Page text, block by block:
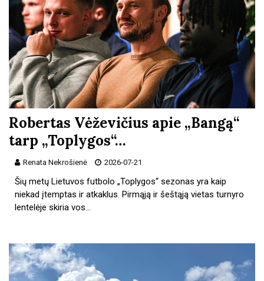
Robertas Vėževičius apie „Bangą“
tarp „Toplygos“…
Renata Nekrošienė 2026-07-21
Šių metų Lietuvos futbolo „Toplygos“ sezonas yra kaip
niekad įtemptas ir atkaklus. Pirmąją ir šeštąją vietas turnyro
lentelėje skiria vos…